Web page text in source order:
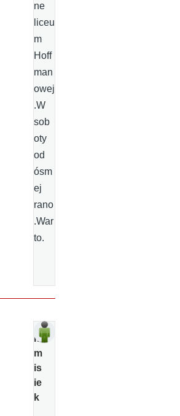
ne
liceu
m
Hoff
man
owej
.W
sob
oty
od
ósm
ej
rano
.War
to.
m
m
is
ie
k